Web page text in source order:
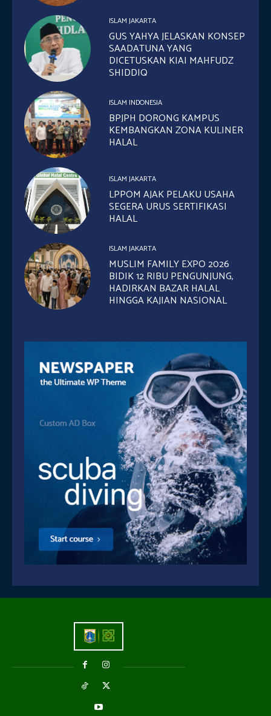
ISLAM JAKARTA
GUS YAHYA JELASKAN KONSEP
SAADATUNA YANG
DICETUSKAN KIAI MAHFUDZ
SHIDDIQ
ISLAM INDONESIA
BPJPH DORONG KAMPUS
KEMBANGKAN ZONA KULINER
HALAL
ISLAM JAKARTA
LPPOM AJAK PELAKU USAHA
SEGERA URUS SERTIFIKASI
HALAL
ISLAM JAKARTA
MUSLIM FAMILY EXPO 2026
BIDIK 12 RIBU PENGUNJUNG,
HADIRKAN BAZAR HALAL
HINGGA KAJIAN NASIONAL